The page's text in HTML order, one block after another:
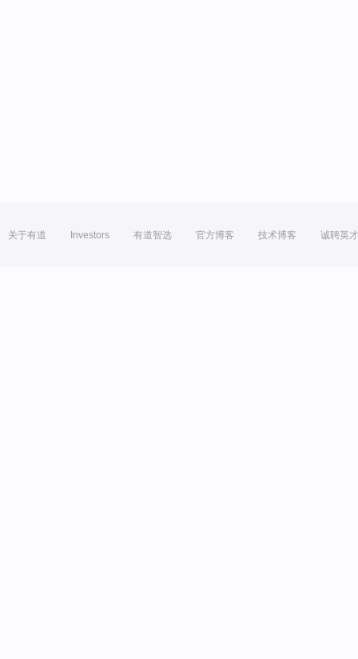
关于有道 Investors 有道智选 官方博客 技术博客 诚聘英才